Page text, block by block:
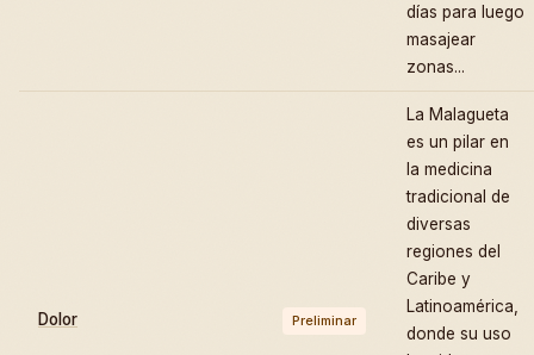
días para luego
masajear
zonas...
Dolor Preliminar
La Malagueta
es un pilar en
la medicina
tradicional de
diversas
regiones del
Caribe y
Latinoamérica,
donde su uso